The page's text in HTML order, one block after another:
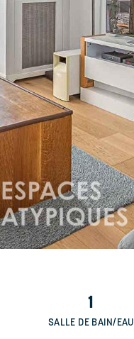
1
SALLE DE BAIN/EAU